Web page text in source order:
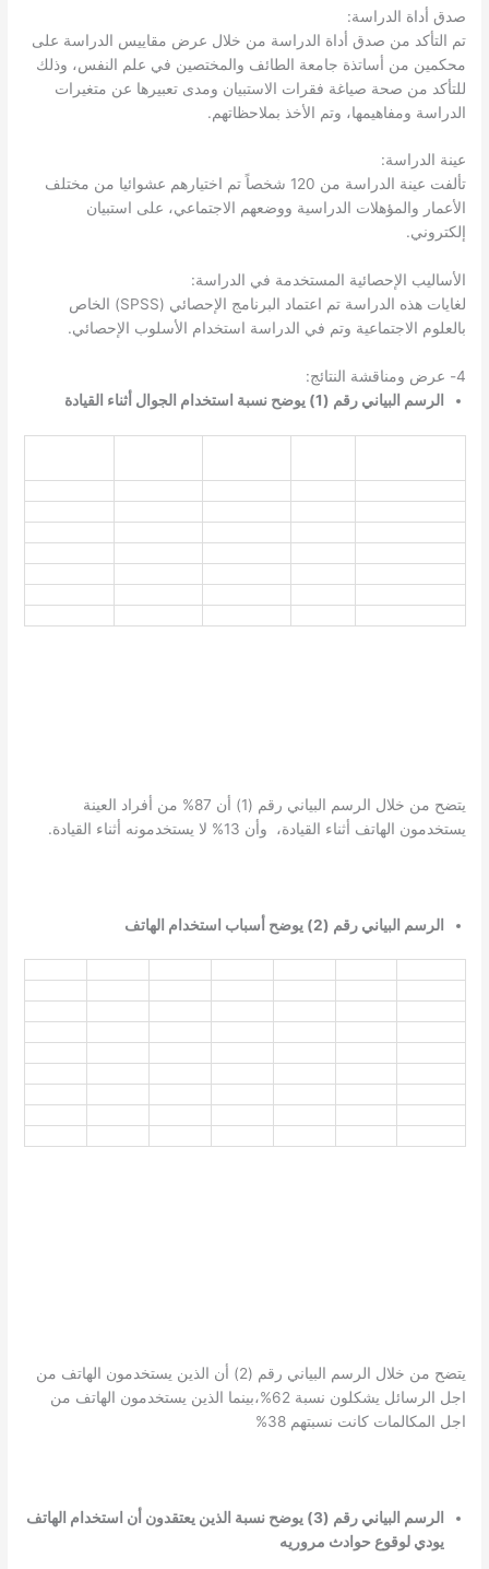
صدق أداة الدراسة:
تم التأكد من صدق أداة الدراسة من خلال عرض مقاييس الدراسة على
محكمين من أساتذة جامعة الطائف والمختصين في علم النفس، وذلك
للتأكد من صحة صياغة فقرات الاستبيان ومدى تعبيرها عن متغيرات
الدراسة ومفاهيمها، وتم الأخذ بملاحظاتهم.
عينة الدراسة:
تألفت عينة الدراسة من 120 شخصاً تم اختيارهم عشوائيا من مختلف
الأعمار والمؤهلات الدراسية ووضعهم الاجتماعي، على استبيان
إلكتروني.
الأساليب الإحصائية المستخدمة في الدراسة:
لغايات هذه الدراسة تم اعتماد البرنامج الإحصائي (SPSS) الخاص
بالعلوم الاجتماعية وتم في الدراسة استخدام الأسلوب الإحصائي.
4- عرض ومناقشة النتائج:
الرسم البياني رقم (1) يوضح نسبة استخدام الجوال أثناء القيادة
يتضح من خلال الرسم البياني رقم (1) أن 87% من أفراد العينة
يستخدمون الهاتف أثناء القيادة، وأن 13% لا يستخدمونه أثناء القيادة.
الرسم البياني رقم (2) يوضح أسباب استخدام الهاتف
يتضح من خلال الرسم البياني رقم (2) أن الذين يستخدمون الهاتف من
اجل الرسائل يشكلون نسبة 62%،بينما الذين يستخدمون الهاتف من
اجل المكالمات كانت نسبتهم 38%
الرسم البياني رقم (3) يوضح نسبة الذين يعتقدون أن استخدام الهاتف
يودي لوقوع حوادث مروريه